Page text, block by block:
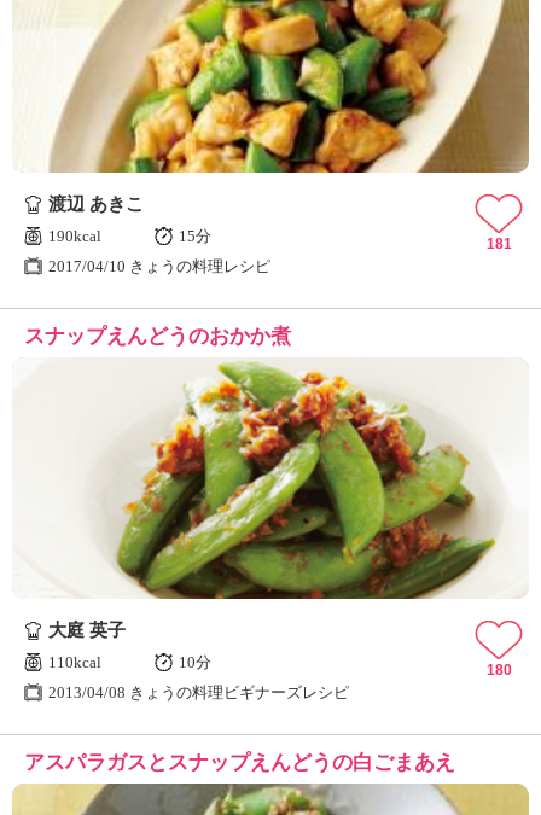
渡辺 あきこ
190kcal
15分
2017/04/10 きょうの料理レシピ
181
スナップえんどうのおかか煮
大庭 英子
110kcal
10分
2013/04/08 きょうの料理ビギナーズレシピ
180
アスパラガスとスナップえんどうの白ごまあえ